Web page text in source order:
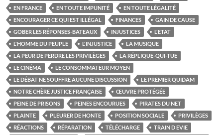
EN FRANCE
EN TOUTE IMPUNITÉ
EN TOUTE LÉGALITÉ
ENCOURAGER CE QUI EST ILLÉGAL
FINANCES
GAIN DE CAUSE
GOBER LES RÉPONSES-BATEAUX
INJUSTICES
L'ETAT
L'HOMME DU PEUPLE
L'INJUSTICE
LA MUSIQUE
LA PEUR DE PERDRE LES PRIVILÈGES
LA RÉPLIQUE-QUI-TUE
LE CINÉMA
LE CONSOMMATEUR MOYEN
LE DÉBAT NE SOUFFRE AUCUNE DISCUSSION
LE PREMIER QUIDAM
NOTRE CHÈRE JUSTICE FRANÇAISE
ŒUVRE PROTÉGÉE
PEINE DE PRISONS
PEINES ENCOURUES
PIRATES DU NET
PLAINTE
PLEURER DE HONTE POSITION SOCIALE
PRIVILÈGES
RÉACTIONS
RÉPARATION TÉLÉCHARGE
TRAIN D EVIE